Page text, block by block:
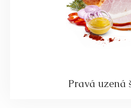
Pravá uzená